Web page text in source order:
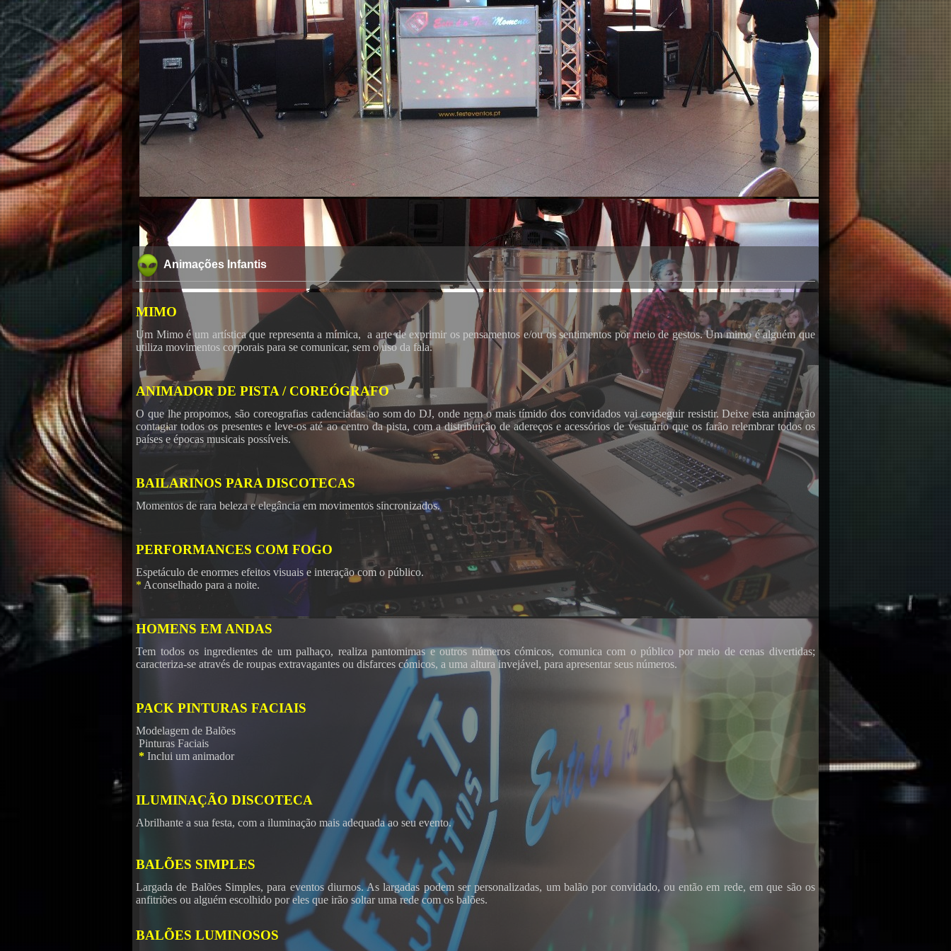
Karaoke
Animações Infantis
MIMO
Um Mimo é um artística que representa a mímica, a arte de exprimir os pensamentos e/ou os sentimentos por meio de gestos. Um mimo é alguém que
utiliza movimentos corporais para se comunicar, sem o uso da fala.
ANIMADOR DE PISTA / COREÓGRAFO
O que lhe propomos, são coreografias cadenciadas ao som do DJ, onde nem o mais tímido dos convidados vai conseguir resistir. Deixe esta animação
contagiar todos os presentes e leve-os até ao centro da pista, com a distribuição de adereços e acessórios de vestuário que os farão relembrar todos os
países e épocas musicais possíveis.
BAILARINOS PARA DISCOTECAS
Momentos de rara beleza e elegância em movimentos sincronizados.
PERFORMANCES COM FOGO
Espetáculo de enormes efeitos visuais e interação com o público.
* Aconselhado para a noite.
HOMENS EM ANDAS
Tem todos os ingredientes de um palhaço, realiza pantomimas e outros números cómicos, comunica com o público por meio de cenas divertidas;
caracteriza-se através de roupas extravagantes ou disfarces cómicos, a uma altura invejável, para apresentar seus números.
PACK PINTURAS FACIAIS
Modelagem de Balões
Pinturas Faciais
* Inclui um animador
ILUMINAÇÃO DISCOTECA
Abrilhante a sua festa, com a iluminação mais adequada ao seu evento.
BALÕES SIMPLES
Largada de Balões Simples, para eventos diurnos. As largadas podem ser personalizadas, um balão por convidado, ou então em rede, em que são os
anfitriões ou alguém escolhido por eles que irão soltar uma rede com os balões.
BALÕES LUMINOSOS